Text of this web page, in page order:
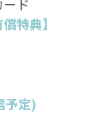
特典】
予定)